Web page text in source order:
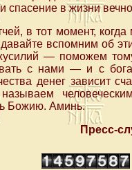
спасение в жизни
в тот момент,
вспомним об
— поможем
с нами — и с
денег зависит
Божию. Аминь.
Пресс-